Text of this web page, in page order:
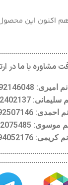
اکنون این محصول
مشاوره با ما در
09192146048
09192402137
09192507146
09192075485
09194052176